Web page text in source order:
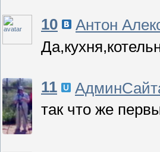
10 Антон
11
так что же